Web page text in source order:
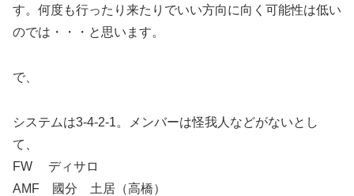
す。何度も行ったり来たりでいい方向に向く可能性は低い
のでは・・・と思います。
で、
システムは3-4-2-1。メンバーは怪我人などがないとし
て、
FW ディサロ
AMF 國分 土居（高橋）